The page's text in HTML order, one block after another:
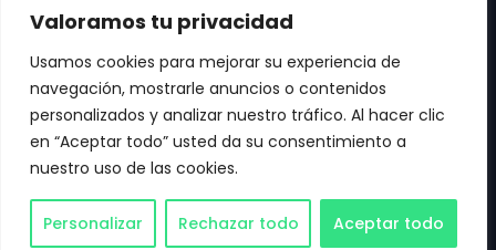
Valoramos tu privacidad
Usamos cookies para mejorar su experiencia de
navegación, mostrarle anuncios o contenidos
personalizados y analizar nuestro tráfico. Al hacer clic
en “Aceptar todo” usted da su consentimiento a
nuestro uso de las cookies.
Personalizar Rechazar todo Aceptar todo
Política de cookies
Política de privacidad
Copyright © SoloApp 2025. Todos los derechos
reservados.